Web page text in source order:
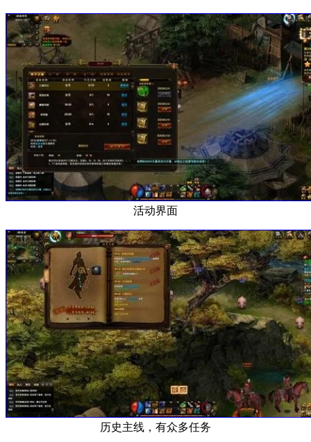
活动界面
历史主线，有众多任务